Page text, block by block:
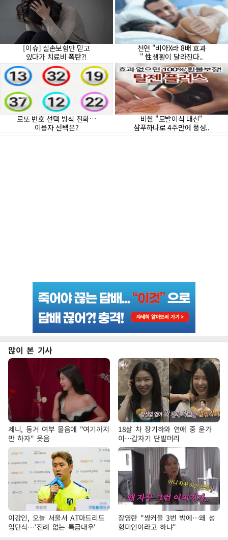
많이 본 기사
제니, 동거 여부 물음에 "여기까지
만 하자" 웃음
18살 차 장기하와 연애 중 윤가
이…갑자기 단발머리
이강인, 오늘 서울서 AT마드리드
입단식…'전례 없는 특급대우'
장영란 "쌍커풀 3번 밖에…왜 성
형미인이라고 하냐"